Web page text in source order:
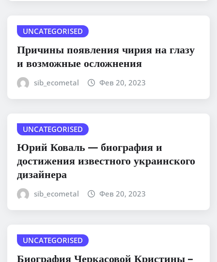
UNCATEGORISED
Причины появления чирия на глазу
и возможные осложнения
sib_ecometal Фев 20, 2023
UNCATEGORISED
Юрий Коваль — биография и
достижения известного украинского
дизайнера
sib_ecometal Фев 20, 2023
UNCATEGORISED
Биография Черкасовой Кристины –